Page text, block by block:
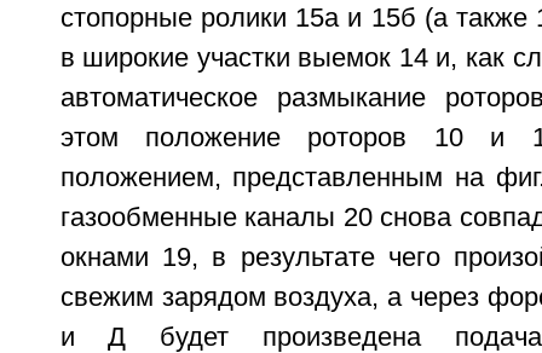
стопорные ролики 15а и 15б (а также
в широкие участки выемок 14 и, как
автоматическое размыкание
этом положение роторов 10 и
положением, представленным на
газообменные каналы 20 снова
окнами 19, в результате чего
свежим зарядом воздуха, а через
и Д будет произведена